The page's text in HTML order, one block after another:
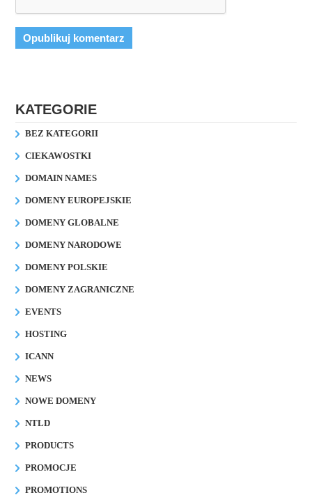
KATEGORIE
BEZ KATEGORII
CIEKAWOSTKI
DOMAIN NAMES
DOMENY EUROPEJSKIE
DOMENY GLOBALNE
DOMENY NARODOWE
DOMENY POLSKIE
DOMENY ZAGRANICZNE
EVENTS
HOSTING
ICANN
NEWS
NOWE DOMENY
NTLD
PRODUCTS
PROMOCJE
PROMOTIONS